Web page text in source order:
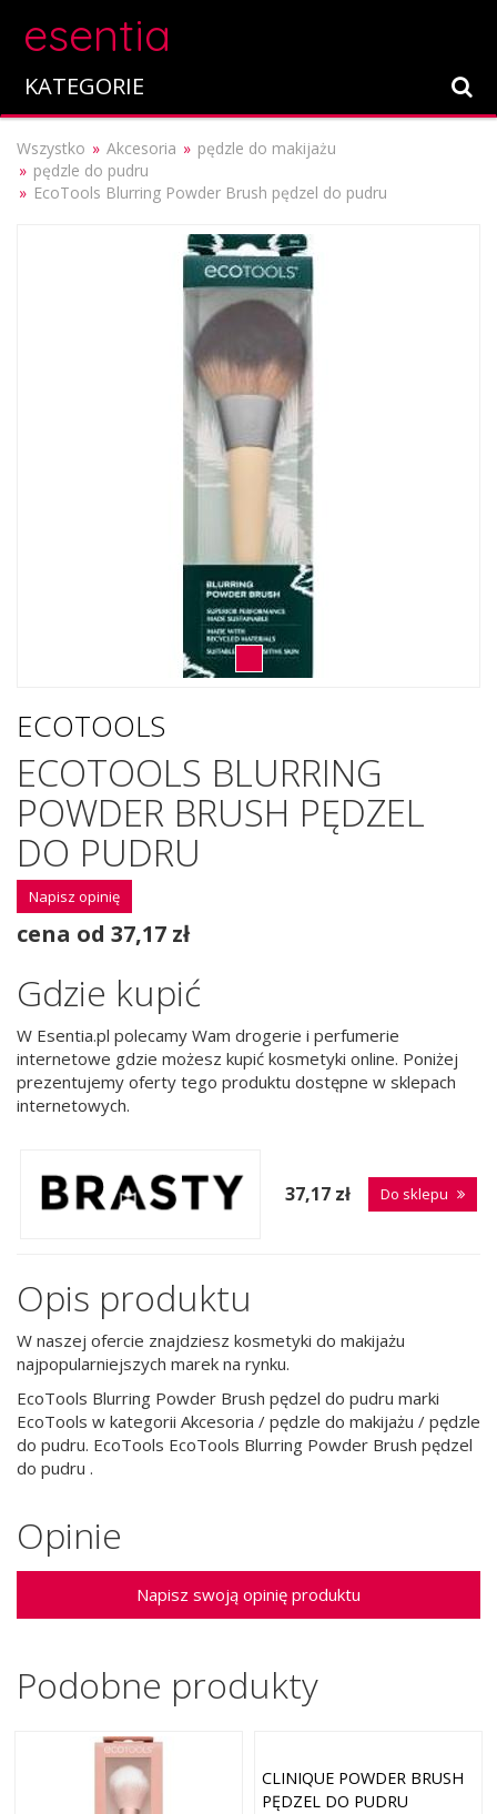
esentia
KATEGORIE
Wszystko Akcesoria
pędzle do makijażu
pędzle do pudru
EcoTools Blurring Powder Brush pędzel do pudru
ECOTOOLS
ECOTOOLS BLURRING
POWDER BRUSH PĘDZEL
DO PUDRU
Napisz opinię
cena od 37,17 zł
Gdzie kupić
W Esentia.pl polecamy Wam drogerie i perfumerie
internetowe gdzie możesz kupić kosmetyki online. Poniżej
prezentujemy oferty tego produktu dostępne w sklepach
internetowych.
37,17 zł Do sklepu
Opis produktu
W naszej ofercie znajdziesz kosmetyki do makijażu
najpopularniejszych marek na rynku.
EcoTools Blurring Powder Brush pędzel do pudru marki
EcoTools w kategorii Akcesoria / pędzle do makijażu / pędzle
do pudru. EcoTools EcoTools Blurring Powder Brush pędzel
do pudru .
Opinie
Napisz swoją opinię produktu
Podobne produkty
CLINIQUE POWDER BRUSH
PĘDZEL DO PUDRU